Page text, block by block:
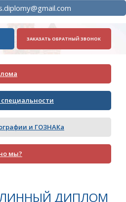
ЗАКАЗАТЬ ОБРАТНЫЙ ЗВОНОК
специальности
и ГОЗНАКа
мы?
ДИПЛОМ